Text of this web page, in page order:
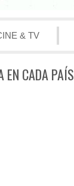
& TV
EN CADA PAÍS